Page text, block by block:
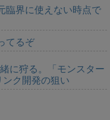
臨界に使えない時点で
てるぞ
に狩る。「モンスター
ク開発の狙い